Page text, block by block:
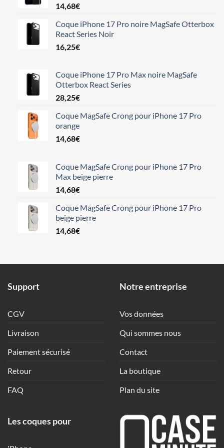
14,68€
Coque iPhone 17 Pro noire MagSafe Otterbox
React Series Noir
16,25€
Coque iPhone 17 Pro Max noire MagSafe
Otterbox React Series
28,25€
Coque MagSafe Crong pour iPhone 17 Pro
orange
14,68€
Coque MagSafe Crong pour iPhone 17 Pro
Max beige pierre
14,68€
Coque MagSafe Crong pour iPhone 17 Pro
beige pierre
14,68€
Support
CGV
Livraison
Paiement sécurisé
Retour
FAQ
Notre entreprise
Vos données
Qui sommes nous
Contact
La boutique
Plan du site
Les coques pour